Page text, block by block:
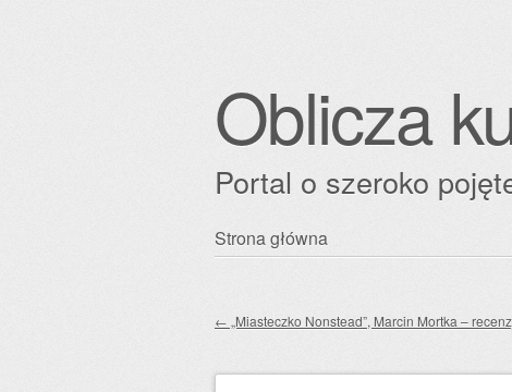
Oblicza
Portal o szeroko
Przejdź
Strona główna
Zobacz wpisy
← „Miasteczko Nonstead”, Marcin Mortka –